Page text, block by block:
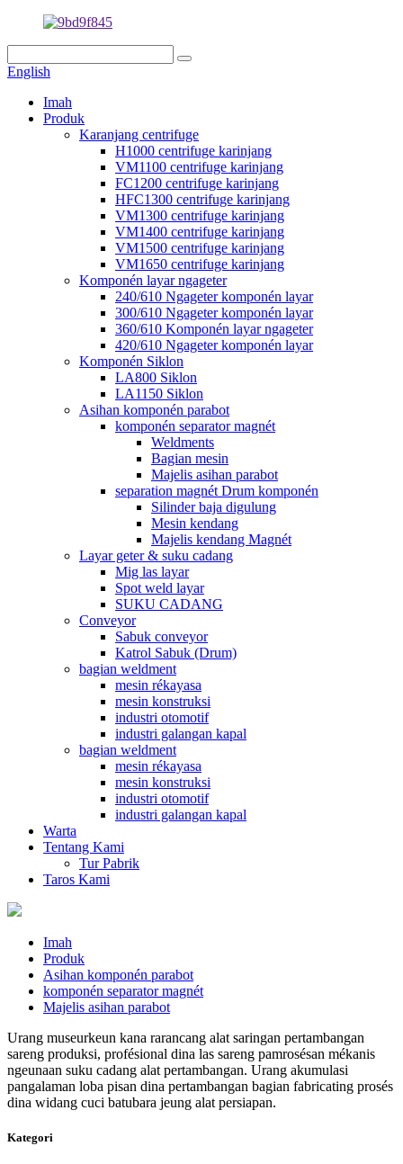
English
Imah
Produk
Karanjang centrifuge
H1000 centrifuge karinjang
VM1100 centrifuge karinjang
FC1200 centrifuge karinjang
HFC1300 centrifuge karinjang
VM1300 centrifuge karinjang
VM1400 centrifuge karinjang
VM1500 centrifuge karinjang
VM1650 centrifuge karinjang
Komponén layar ngageter
240/610 Ngageter komponén layar
300/610 Ngageter komponén layar
360/610 Komponén layar ngageter
420/610 Ngageter komponén layar
Komponén Siklon
LA800 Siklon
LA1150 Siklon
Asihan komponén parabot
komponén separator magnét
Weldments
Bagian mesin
Majelis asihan parabot
separation magnét Drum komponén
Silinder baja digulung
Mesin kendang
Majelis kendang Magnét
Layar geter & suku cadang
Mig las layar
Spot weld layar
SUKU CADANG
Conveyor
Sabuk conveyor
Katrol Sabuk (Drum)
bagian weldment
mesin rékayasa
mesin konstruksi
industri otomotif
industri galangan kapal
bagian weldment
mesin rékayasa
mesin konstruksi
industri otomotif
industri galangan kapal
Warta
Tentang Kami
Tur Pabrik
Taros Kami
Imah
Produk
Asihan komponén parabot
komponén separator magnét
Majelis asihan parabot
Urang museurkeun kana rarancang alat saringan pertambangan
sareng produksi, profésional dina las sareng pamrosésan mékanis
ngeunaan suku cadang alat pertambangan. Urang akumulasi
pangalaman loba pisan dina pertambangan bagian fabricating prosés
dina widang cuci batubara jeung alat persiapan.
Kategori